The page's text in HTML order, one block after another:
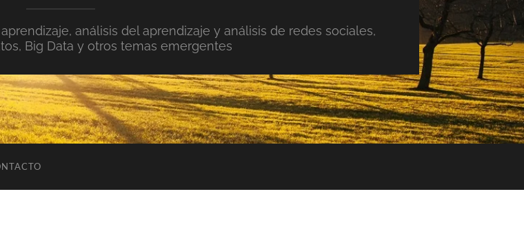
análisis del aprendizaje y análisis de redes sociales,
Big Data y otros temas emergentes